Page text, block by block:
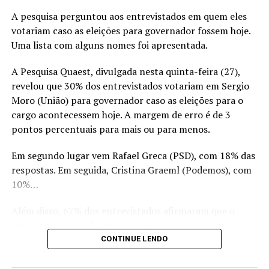
ParaIsa Colli, escritora do livroIncêndio no Museu,
publicado pelo selo Colli Books, “é preciso ensinar às
às necessidades coletivas e, portanto, a sua preservação
é um dever. Precisamos explicar as diferenças entre
Patrimônio Material, Patrimônio Imaterial, Patrimônio
Arqueológico e Patrimônio Mundial e como cada um
deve se comportar”, ressalta.
Em ‘Incêndio no Museu`, Isa Colli mostra às crianças a
valorização do Museu Nacional, espaço tão importante,
que um dia abrigou a família imperial e foi atingido por
Na história infantil, os bichos do jardim zoológico são os
heróis que ajudam os bombeiros a apagar o fogo do local.
A pesquisa perguntou aos entrevistados em quem eles
votariam caso as eleições para governador fossem hoje.
Uma lista com alguns nomes foi apresentada.
A Pesquisa Quaest, divulgada nesta quinta-feira (27),
revelou que 30% dos entrevistados votariam em Sergio
Moro (União) para governador caso as eleições para o
cargo acontecessem hoje. A margem de erro é de 3
pontos percentuais para mais ou para menos.
Em segundo lugar vem Rafael Greca (PSD), com 18% das
respostas. Em seguida, Cristina Graeml (Podemos), com
10%…
sucessor. 23% disseram que não merece e 10% não soube
ou não respondeu à pergunta.
CONTINUE LENDO